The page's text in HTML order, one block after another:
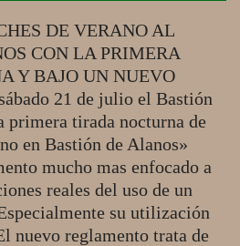
DE VERANO AL
CON LA PRIMERA
Y BAJO UN NUEVO
21 de julio el Bastión
primera tirada nocturna de
en Bastión de Alanos»
mucho mas enfocado a
reales del uso de un
su utilización
nuevo reglamento trata de